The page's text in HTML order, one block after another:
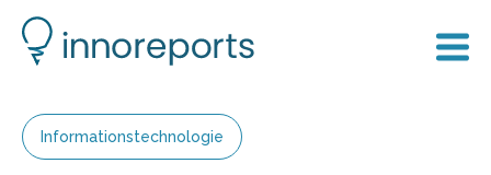
Informationstechnologie